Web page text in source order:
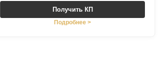
Получить КП
Подробнее >